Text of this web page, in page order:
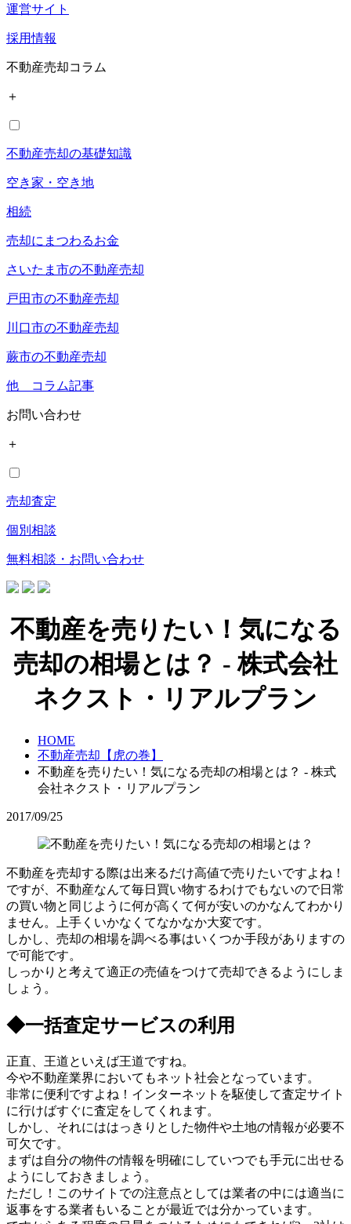
運営サイト
採用情報
不動産売却コラム
＋
不動産売却の基礎知識
空き家・空き地
相続
売却にまつわるお金
さいたま市の不動産売却
戸田市の不動産売却
川口市の不動産売却
蕨市の不動産売却
他 コラム記事
お問い合わせ
＋
売却査定
個別相談
無料相談・お問い合わせ
不動産を売りたい！気になる
売却の相場とは？ - 株式会社
ネクスト・リアルプラン
HOME
不動産売却【虎の巻】
不動産を売りたい！気になる売却の相場とは？ - 株式
会社ネクスト・リアルプラン
2017/09/25
不動産を売却する際は出来るだけ高値で売りたいですよね！
ですが、不動産なんて毎日買い物するわけでもないので日常
の買い物と同じように何が高くて何が安いのかなんてわかり
ません。上手くいかなくてなかなか大変です。
しかし、売却の相場を調べる事はいくつか手段がありますの
で可能です。
しっかりと考えて適正の売値をつけて売却できるようにしま
しょう。
◆一括査定サービスの利用
正直、王道といえば王道ですね。
今や不動産業界においてもネット社会となっています。
非常に便利ですよね！インターネットを駆使して査定サイト
に行けばすぐに査定をしてくれます。
しかし、それにははっきりとした物件や土地の情報が必要不
可欠です。
まずは自分の物件の情報を明確にしていつでも手元に出せる
ようにしておきましょう。
ただし！このサイトでの注意点としては業者の中には適当に
返事をする業者もいることが最近では分かっています。